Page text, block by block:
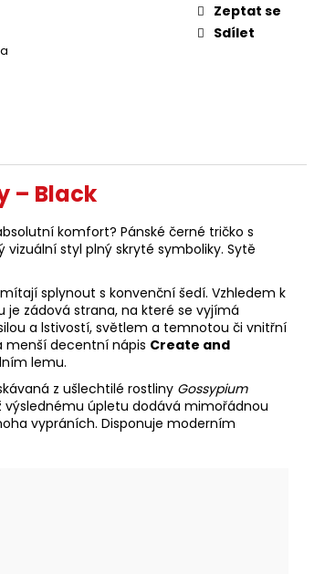
Zeptat se
Sdílet
– Black
komfort? Pánské černé tričko s
styl plný skryté symboliky. Sytě
splynout s konvenční šedí. Vzhledem k
zádová strana, na které se vyjímá
a lstivostí, světlem a temnotou či vnitřní
menší decentní nápis Create and
lemu.
z ušlechtilé rostliny Gossypium
výslednému úpletu dodává mimořádnou
vypráních. Disponuje moderním